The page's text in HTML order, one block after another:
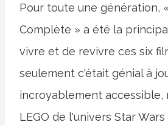
Pour toute une génération,
Complète » a été la
vivre et de revivre ces six
seulement c'était génial à
incroyablement accessible,
LEGO de l'univers Star